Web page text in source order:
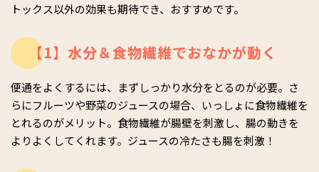
トックス以外の効果も期待でき、おすすめです。
【1】水分＆食物繊維でおなかが動く
便通をよくするには、まずしっかり水分をとるのが必要。さ
らにフルーツや野菜のジュースの場合、いっしょに食物繊維を
とれるのがメリット。食物繊維が腸壁を刺激し、腸の動きを
よりよくしてくれます。ジュースの冷たさも腸を刺激！